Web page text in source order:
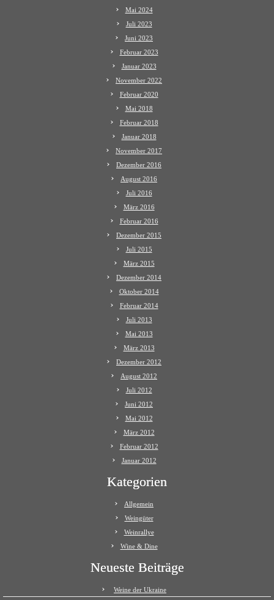
Mai 2024
Juli 2023
Juni 2023
Februar 2023
Januar 2023
November 2022
Februar 2020
Mai 2018
Februar 2018
Januar 2018
November 2017
Dezember 2016
August 2016
Juli 2016
März 2016
Februar 2016
Dezember 2015
Juli 2015
März 2015
Dezember 2014
Oktober 2014
Februar 2014
Juli 2013
Mai 2013
März 2013
Dezember 2012
August 2012
Juli 2012
Juni 2012
Mai 2012
März 2012
Februar 2012
Januar 2012
Kategorien
Allgemein
Weingüter
Weinrallye
Wine & Dine
Neueste Beiträge
Weine der Ukraine